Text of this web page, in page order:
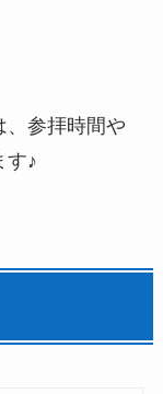
、参拝時間や
す♪